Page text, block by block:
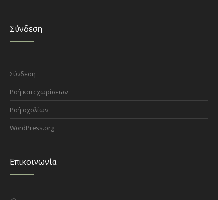
Σύνδεση
Σύνδεση
Ροή καταχωρίσεων
Ροή σχολίων
WordPress.org
Επικοινωνία